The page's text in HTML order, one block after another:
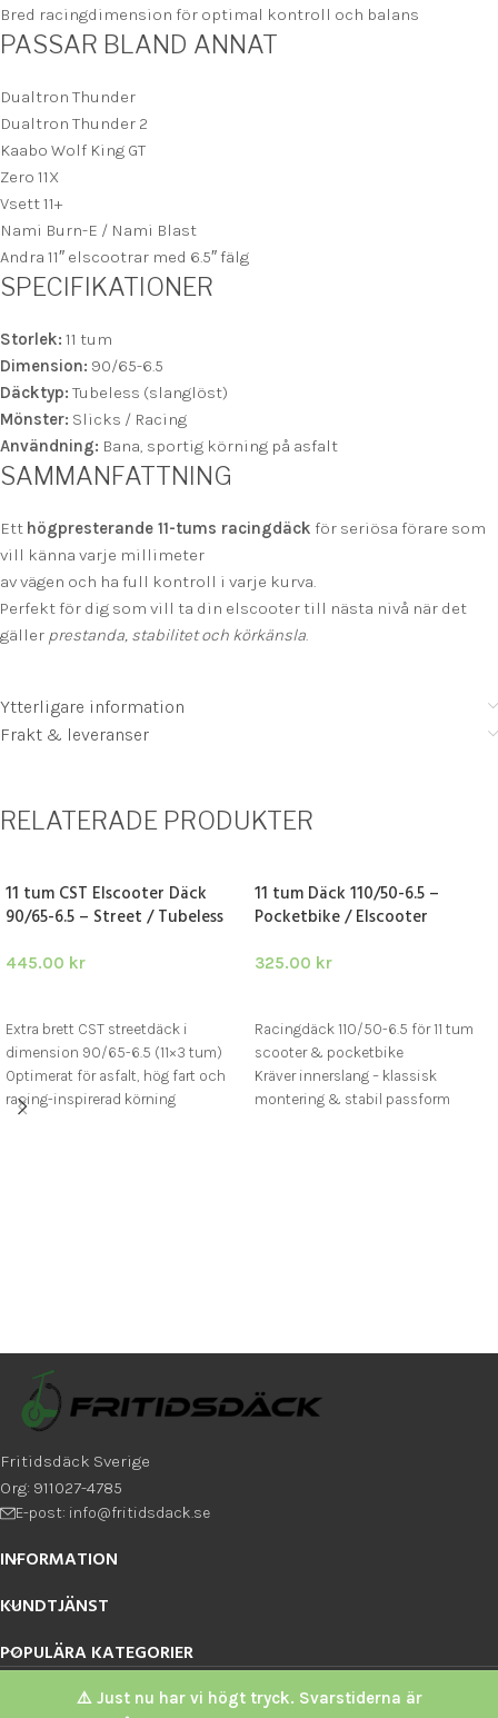
⚠️ Just nu har vi högt tryck. Svarstiderna är
Bred racingdimension för optimal kontroll och balans
PASSAR BLAND ANNAT
Dualtron Thunder
Dualtron Thunder 2
Kaabo Wolf King GT
Zero 11X
Vsett 11+
Nami Burn-E / Nami Blast
Andra 11″ elscootrar med 6.5″ fälg
SPECIFIKATIONER
Storlek: 11 tum
Dimension: 90/65-6.5
Däcktyp: Tubeless (slanglöst)
Mönster: Slicks / Racing
Användning: Bana, sportig körning på asfalt
SAMMANFATTNING
Ett högpresterande 11-tums racingdäck för seriösa förare som
vill känna varje millimeter
av vägen och ha full kontroll i varje kurva.
Perfekt för dig som vill ta din elscooter till nästa nivå när det
gäller prestanda, stabilitet och körkänsla.
Ytterligare information
Frakt & leveranser
RELATERADE PRODUKTER
11 tum CST Elscooter Däck
90/65-6.5 – Street / Tubeless
445.00 kr
Extra brett CST streetdäck i
dimension 90/65-6.5 (11×3 tum)
Optimerat för asfalt, hög fart och
racing-inspirerad körning
11 tum Däck 110/50-6.5 –
Pocketbike / Elscooter
325.00 kr
Racingdäck 110/50-6.5 för 11 tum
scooter & pocketbike
Kräver innerslang – klassisk
montering & stabil passform
Fritidsdäck Sverige
Org: 911027-4785
E-post: info@fritidsdack.se
INFORMATION
KUNDTJÄNST
POPULÄRA KATEGORIER